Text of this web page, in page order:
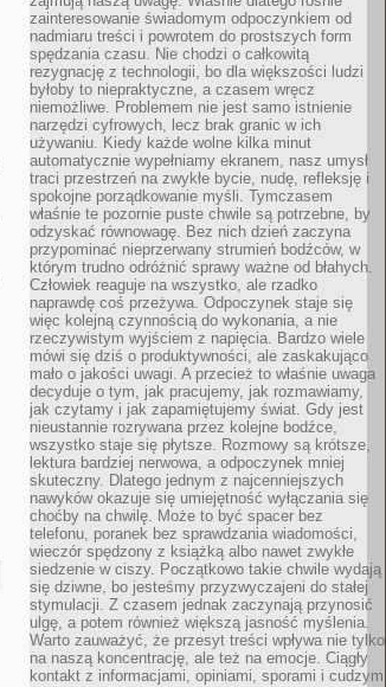
zainteresowanie świadomym odpoczynkiem od
nadmiaru treści i powrotem do prostszych form
spędzania czasu. Nie chodzi o całkowitą
rezygnację z technologii, bo dla większości ludzi
byłoby to niepraktyczne, a czasem wręcz
niemożliwe. Problemem nie jest samo istnienie
narzędzi cyfrowych, lecz brak granic w ich
używaniu. Kiedy każde wolne kilka minut
automatycznie wypełniamy ekranem, nasz umysł
traci przestrzeń na zwykłe bycie, nudę, refleksję i
spokojne porządkowanie myśli. Tymczasem
właśnie te pozornie puste chwile są potrzebne, by
odzyskać równowagę. Bez nich dzień zaczyna
przypominać nieprzerwany strumień bodźców, w
którym trudno odróżnić sprawy ważne od błahych.
Człowiek reaguje na wszystko, ale rzadko
naprawdę coś przeżywa. Odpoczynek staje się
więc kolejną czynnością do wykonania, a nie
rzeczywistym wyjściem z napięcia. Bardzo wiele
mówi się dziś o produktywności, ale zaskakująco
mało o jakości uwagi. A przecież to właśnie uwaga
decyduje o tym, jak pracujemy, jak rozmawiamy,
jak czytamy i jak zapamiętujemy świat. Gdy jest
nieustannie rozrywana przez kolejne bodźce,
wszystko staje się płytsze. Rozmowy są krótsze,
lektura bardziej nerwowa, a odpoczynek mniej
skuteczny. Dlatego jednym z najcenniejszych
nawyków okazuje się umiejętność wyłączania się
choćby na chwilę. Może to być spacer bez
telefonu, poranek bez sprawdzania wiadomości,
wieczór spędzony z książką albo nawet zwykłe
siedzenie w ciszy. Początkowo takie chwile wydają
się dziwne, bo jesteśmy przyzwyczajeni do stałej
stymulacji. Z czasem jednak zaczynają przynosić
ulgę, a potem również większą jasność myślenia.
Warto zauważyć, że przesyt treści wpływa nie tylko
na naszą koncentrację, ale też na emocje. Ciągły
kontakt z informacjami, opiniami, sporami i cudzym